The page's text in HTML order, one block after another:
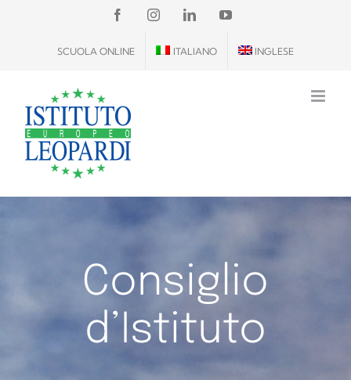
contenuto
FACEBOOKINSTAGRAM
LINKEDINYOUTUBE
SCUOLA ONLINE ITALIANO INGLESE
Consiglio
d’Istituto